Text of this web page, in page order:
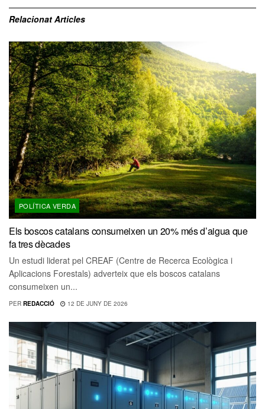
Relacionat Articles
POLÍTICA VERDA
Els boscos catalans consumeixen un 20% més d’aigua que
fa tres dècades
Un estudi liderat pel CREAF (Centre de Recerca Ecològica i
Aplicacions Forestals) adverteix que els boscos catalans
consumeixen un...
PER REDACCIÓ 12 DE JUNY DE 2026